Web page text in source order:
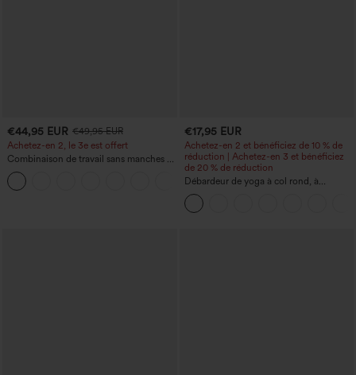
€44,95 EUR €49,95 EUR
Achetez-en 2, le 3e est offert
Combinaison de travail sans manches à
encolure bateau, côtés noués, toucher
frais, rayée, avec poches — Édition Easy
Peezy
+8
€17,95 EUR
Achetez-en 2 et bénéficiez de 10 % de
réduction | Achetez-en 3 et bénéficiez
de 20 % de réduction
Débardeur de yoga à col rond, à
fronces, effet rafraîchissant - UPF50+